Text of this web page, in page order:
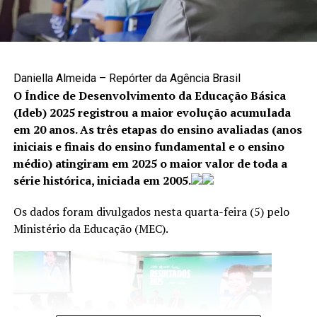
Reportagem – Maria Neves
Fonte: Agência Câmara de Notícias
TÓPICOS RELACIONADOS:
A SEGUIR
Festival Urgente promove dois dias de samba e
diversidade cultural em Brasília
Câmara Legislativa dá posse a 120 novos servidores
Como denunciar
A denúncia é uma das principais formas de interromper
canais disponíveis são:
Cisdeca – Disque 125: atendimento gratuito, de
segunda a sexta-feira, das 8h às 18h, com
atendimento 24 horas aos finais de semana e
feriados;
Disque 100: atendimento gratuito, 24 horas por dia,
Centro Integrado 18 de Maio: (61) 2244-1512 e
Daniella Almeida – Repórter da Agência Brasil
O Índice de Desenvolvimento da Educação Básica
(Ideb) 2025 registrou a maior evolução acumulada
em 20 anos. As três etapas do ensino avaliadas (anos
iniciais e finais do ensino fundamental e o ensino
médio) atingiram em 2025 o maior valor de toda a
série histórica, iniciada em 2005.
Os dados foram divulgados nesta quarta-feira (5) pelo
Ministério da Educação (MEC).